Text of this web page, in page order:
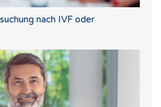
nach IVF oder